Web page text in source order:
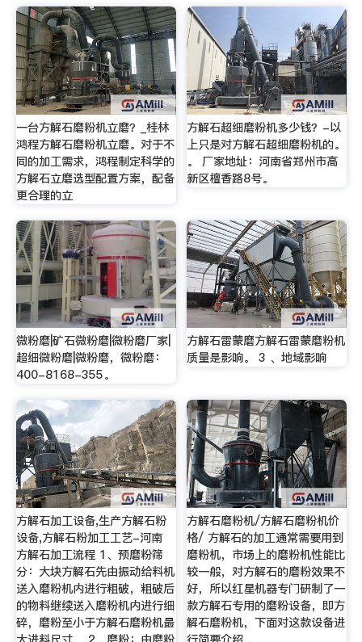
一台方解石磨粉机立磨？_桂林
鸿程方解石磨粉机立磨。对于不
同的加工需求，鸿程制定科学的
方解石立磨选型配置方案，配备
更合理的立
方解石超细磨粉机多少钱？-以
上只是对方解石超细磨粉机的。
。 厂家地址：河南省郑州市高
新区檀香路8号。
微粉磨|矿石微粉磨|微粉磨厂家|
超细微粉磨|微粉磨，微粉磨：
400-8168-355。
方解石雷蒙磨方解石雷蒙磨粉机
质量是影响。 3 、地域影响
方解石加工设备,生产方解石粉
设备,方解石粉加工工艺-河南
方解石加工流程 1、预磨粉筛
分：大块方解石先由振动给料机
送入磨粉机内进行粗破，粗破后
的物料继续送入磨粉机内进行细
碎，磨粉至小于方解石磨粉机最
方解石磨粉机/方解石磨粉机价
格/ 方解石的加工通常需要用到
磨粉机，市场上的磨粉机性能比
较一般，对方解石的磨粉效果不
好，所以红星机器专门研制了一
款方解石专用的磨粉设备，即方
解石磨粉机，下面对这款设备进